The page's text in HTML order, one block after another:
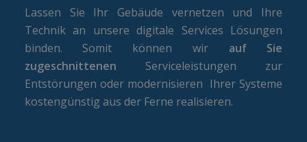
Lassen Sie Ihr Gebäude vernetzen und Ihre
Technik an unsere digitale Services Lösungen
binden. Somit können wir auf Sie
zugeschnittenen Serviceleistungen zur
Entstörungen oder modernisieren Ihrer Systeme
kostengünstig aus der Ferne realisieren.